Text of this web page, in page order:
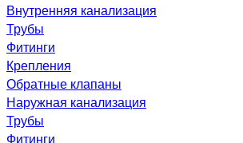
Внутренняя канализация
Трубы
Фитинги
Крепления
Обратные клапаны
Наружная канализация
Трубы
Фитинги